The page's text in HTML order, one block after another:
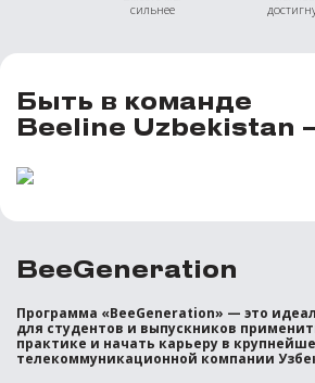
сильнее
Быть в команде
Beeline Uzbekistan
BeeGeneration
Программа «BeeGeneration» — это
для студентов и выпускников
практике и начать карьеру в
телекоммуникационной компании